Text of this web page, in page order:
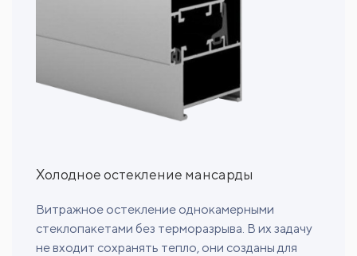
Холодное остекление мансарды
Витражное остекление однокамерными
стеклопакетами без терморазрыва. В их задачу
не входит сохранять тепло, они созданы для